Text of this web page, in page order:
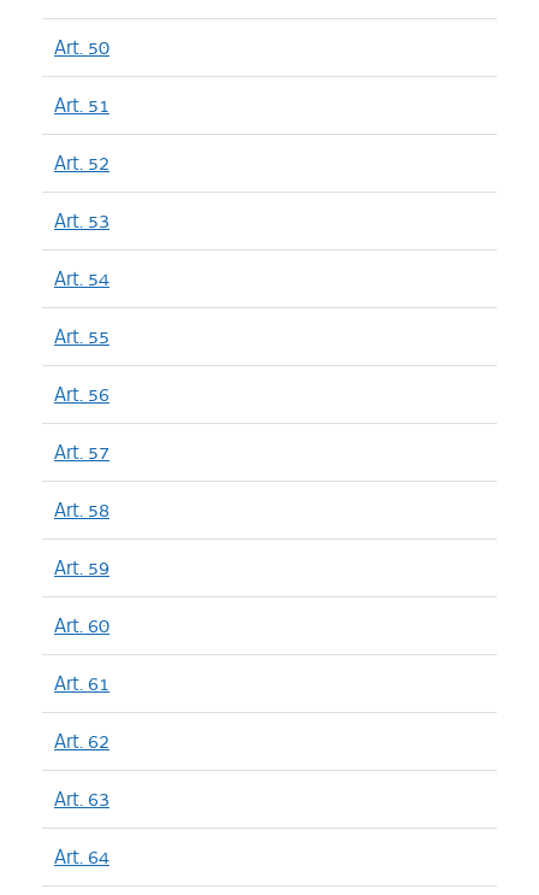
Art. 50
Art. 51
Art. 52
Art. 53
Art. 54
Art. 55
Art. 56
Art. 57
Art. 58
Art. 59
Art. 60
Art. 61
Art. 62
Art. 63
Art. 64